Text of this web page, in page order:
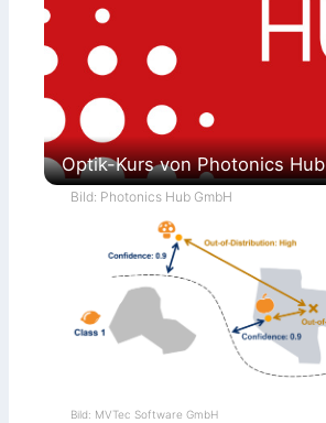
Optik-Kurs von Photonics Hub
Bild: Photonics Hub GmbH
Bild: MVTec Software GmbH